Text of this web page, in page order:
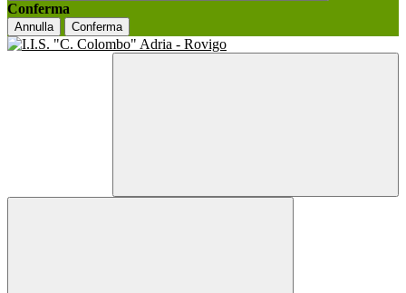
Conferma
Annulla Conferma